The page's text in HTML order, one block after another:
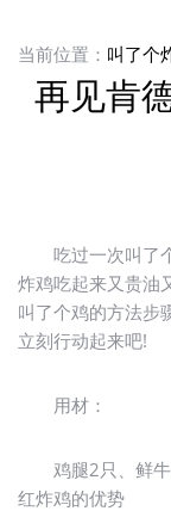
当前位置： 叫了个
再见肯
吃过一次叫了个
炸鸡吃起来又贵油
叫了个鸡的方法步
立刻行动起来吧!
用材：
鸡腿2只、鲜牛
红炸鸡的优势